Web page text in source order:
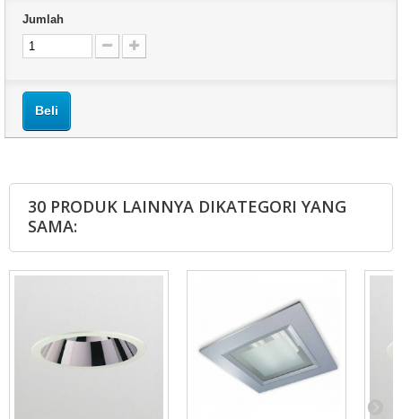
Jumlah
Beli
30 PRODUK LAINNYA DIKATEGORI YANG
SAMA: